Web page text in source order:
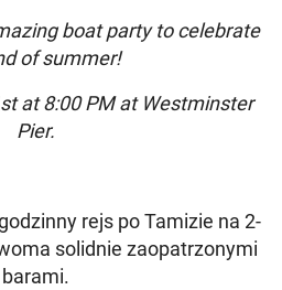
boat party to celebrate
of summer!
at 8:00 PM at Westminster
Pier.
rejs po Tamizie na 2-
solidnie zaopatrzonymi
barami.